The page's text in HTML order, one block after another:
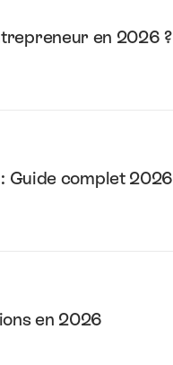
en 2026 ?
Guide complet 2026
en 2026